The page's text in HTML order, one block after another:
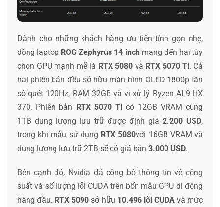
Dành cho những khách hàng ưu tiên tính gọn nhẹ,
dòng laptop ROG Zephyrus 14 inch mang đến hai tùy
chọn GPU mạnh mẽ là RTX 5080 và RTX 5070 Ti. Cả
hai phiên bản đều sở hữu màn hình OLED 1800p tần
số quét 120Hz, RAM 32GB và vi xử lý Ryzen AI 9 HX
370. Phiên bản
RTX 5070 Ti có 12GB VRAM cùng
1TB dung lượng lưu trữ được định giá 2.200 USD,
trong khi mẫu sử dụng RTX 5080với 16GB VRAM và
dung lượng lưu trữ 2TB sẽ có giá bán 3.000 USD.
Bên cạnh đó, Nvidia đã công bố thông tin về công
suất và số lượng lõi CUDA trên bốn mẫu GPU di động
hàng đầu. RTX 5090 sở hữu 10.496 lõi CUDAvà mức